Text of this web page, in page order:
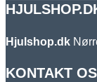
Hjulshop.dk
KONTAKT OS